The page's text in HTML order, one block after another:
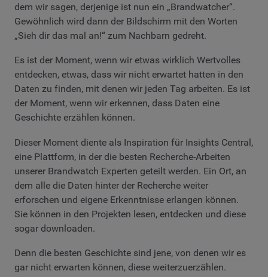
dem wir sagen, derjenige ist nun ein „Brandwatcher“.
Gewöhnlich wird dann der Bildschirm mit den Worten
„Sieh dir das mal an!“ zum Nachbarn gedreht.
Es ist der Moment, wenn wir etwas wirklich Wertvolles
entdecken, etwas, dass wir nicht erwartet hatten in den
Daten zu finden, mit denen wir jeden Tag arbeiten. Es ist
der Moment, wenn wir erkennen, dass Daten eine
Geschichte erzählen können.
Dieser Moment diente als Inspiration für Insights Central,
eine Plattform, in der die besten Recherche-Arbeiten
unserer Brandwatch Experten geteilt werden. Ein Ort, an
dem alle die Daten hinter der Recherche weiter
erforschen und eigene Erkenntnisse erlangen können.
Sie können in den Projekten lesen, entdecken und diese
sogar downloaden.
Denn die besten Geschichte sind jene, von denen wir es
gar nicht erwarten können, diese weiterzuerzählen.